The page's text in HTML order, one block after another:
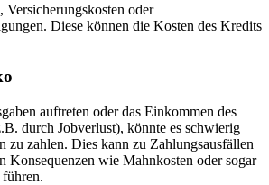
Versicherungskosten oder
Diese können die Kosten des Kredits
auftreten oder das Einkommen des
durch Jobverlust), könnte es schwierig
zu zahlen. Dies kann zu Zahlungsausfällen
Konsequenzen wie Mahnkosten oder sogar